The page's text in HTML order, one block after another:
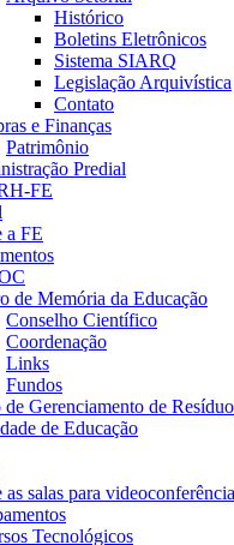
Histórico
Boletins Eletrônicos
Sistema SIARQ
Legislação Arquivística
Contato
e Finanças
Patrimônio
Predial
FE
a FE
de Memória da Educação
Conselho Científico
Coordenação
Links
Fundos
de Gerenciamento de
de Educação
as salas para
Tecnológicos